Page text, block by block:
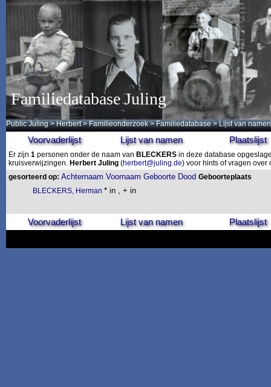
Familiedatabase Juling
Public Juling >Herbert >Familieonderzoek >Familiedatabase > Lijst van namen
Voorvaderlijst Lijst van namen Plaatslijst
Er zijn 1 personen onder de naam van BLECKERS in deze database
kruisverwijzingen. Herbert Juling (herbert@juling.de) voor hints of vragen
gesorteerd op: Achternaam Voornaam Geboorte Dood Geboorteplaats
BLECKERS, Herman * in , + in
Voorvaderlijst Lijst van namen Plaatslijst